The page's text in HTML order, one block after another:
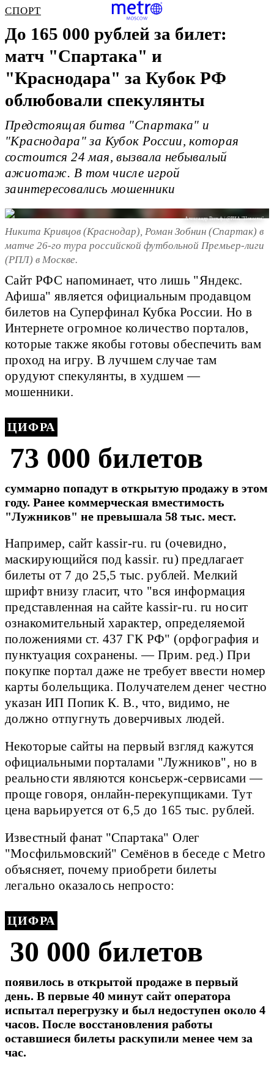
СПОРТ
До 165 000 рублей за билет:
матч "Спартака" и
"Краснодара" за Кубок РФ
облюбовали спекулянты
Предстоящая битва "Спартака" и
"Краснодара" за Кубок России, которая
состоится 24 мая, вызвала небывалый
ажиотаж. В том числе игрой
заинтересовались мошенники
Александр Вильф / @РИА "Новости"
Никита Кривцов (Краснодар), Роман Зобнин (Спартак) в
матче 26-го тура российской футбольной Премьер-лиги
(РПЛ) в Москве.
Сайт РФС напоминает, что лишь "Яндекс.
Афиша" является официальным продавцом
билетов на Суперфинал Кубка России. Но в
Интернете огромное количество порталов,
которые также якобы готовы обеспечить вам
проход на игру. В лучшем случае там
орудуют спекулянты, в худшем —
мошенники.
ЦИФРА
73 000 билетов
суммарно попадут в открытую продажу в этом
году. Ранее коммерческая вместимость
"Лужников" не превышала 58 тыс. мест.
Например, сайт kassir-ru. ru (очевидно,
маскирующийся под kassir. ru) предлагает
билеты от 7 до 25,5 тыс. рублей. Мелкий
шрифт внизу гласит, что "вся информация
представленная на сайте kassir-ru. ru носит
ознакомительный характер, определяемой
положениями ст. 437 ГК РФ" (орфография и
пунктуация сохранены. — Прим. ред.) При
покупке портал даже не требует ввести номер
карты болельщика. Получателем денег честно
указан ИП Попик К. В., что, видимо, не
должно отпугнуть доверчивых людей.
Некоторые сайты на первый взгляд кажутся
официальными порталами "Лужников", но в
реальности являются консьерж-сервисами —
проще говоря, онлайн-перекупщиками. Тут
цена варьируется от 6,5 до 165 тыс. рублей.
Известный фанат "Спартака" Олег
"Мосфильмовский" Семёнов в беседе с Metro
объясняет, почему приобрети билеты
легально оказалось непросто:
ЦИФРА
30 000 билетов
появилось в открытой продаже в первый
день. В первые 40 минут сайт оператора
испытал перегрузку и был недоступен около 4
часов. После восстановления работы
оставшиеся билеты раскупили менее чем за
час.